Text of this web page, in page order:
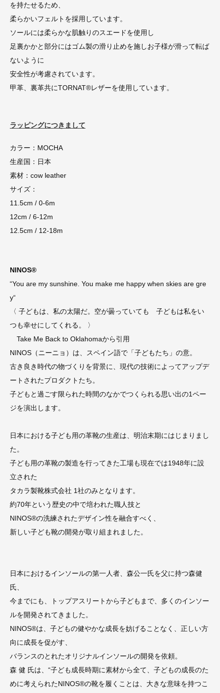
を持たせるため、
柔らかいフェルトを採用しています。
ソールには柔らかな肌触りのスエードを使用し
足裏かかと部分にはゴム製の滑り止めを施しお子様が滑って転ば
ないように
安全性が考慮されています。
甲革、裏革共にTORNAT®レザーを使用しています。
ラッピングにつきまして
カラー：MOCHA
生産国：日本
素材：cow leather
サイズ：
11.5cm / 0-6m
12cm / 6-12m
12.5cm / 12-18m
NINOS®
“You are my sunshine. You make me happy when skies are gre
y“
〈 子どもは、私の太陽だ。空が曇っていても 子どもは私をい
つも幸せにしてくれる。 〉
Take Me Back to Oklahomaから引用
NINOS（ニーニョ）は、スペイン語で「子どもたち」の意。
古き良き時代の物づくりを背景に、現代の技術によってアップデ
ートされたプロダクトたち。
子どもと過ごす限られた時間のなかでつくられる思い出の1ペー
ジを演出します。
日本における子ども用の革靴の生産は、明治末期にはじまりまし
た。
子ども用の革靴の製造を行ってきた工場も現在では1948年に設
立された
タカラ製靴株式会社 1社のみとなります。
約70年という歴史の中で培われた職人技と
NINOS®の洗練されたデザイン性を融合すべく、
新しい子ども靴の開発が取り組まれました。
日本におけるインソールの第一人者、森公一氏を父に持つ森健
氏、
今までにも、トップアスリートから子どもまで、多くのインソー
ルを開発されてきました。
NINOS®は、子どもの健やかな成長を妨げることなく、正しい方
向に成長を促がす、
バランスのとれたオリジナルインソールの開発を依頼。
森 健 氏は、“子ども成長時期に素材から全て、子どもの成長のた
めに考えられたNINOS®の靴を履くことは、大きな意味を持つこ